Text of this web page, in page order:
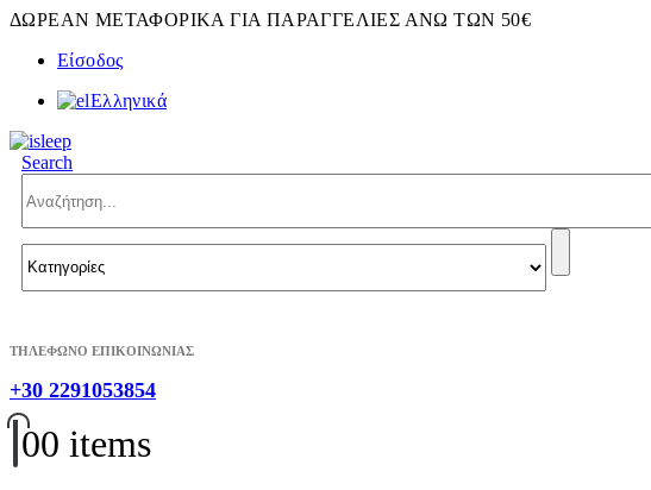
ΔΩΡΕΑΝ ΜΕΤΑΦΟΡΙΚΑ ΓΙΑ ΠΑΡΑΓΓΕΛΙΕΣ ΑΝΩ ΤΩΝ 50€
Είσοδος
Ελληνικά
Search
ΤΗΛΕΦΩΝΟ ΕΠΙΚΟΙΝΩΝΙΑΣ
+30 2291053854
00 items